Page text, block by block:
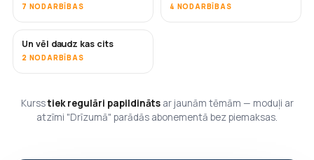
7 NODARBĪBAS 4 NODARBĪBAS
DRĪZUMĀ
Un vēl daudz kas cits
2 NODARBĪBAS
Kursstiek regulāri papildinātsar jaunām tēmām — moduļi ar
atzīmi "Drīzumā" parādās abonementā bez piemaksas.